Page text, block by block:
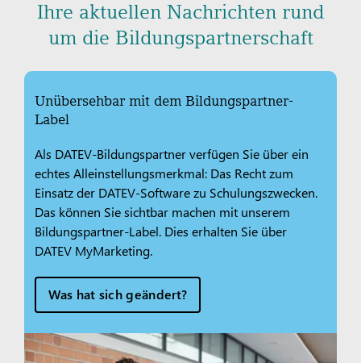
Ihre aktuellen Nachrichten rund
um die Bildungspartnerschaft
Unübersehbar mit dem Bildungspartner-
Label
Als DATEV-Bildungspartner verfügen Sie über ein
echtes Alleinstellungsmerkmal: Das Recht zum
Einsatz der DATEV-Software zu Schulungszwecken.
Das können Sie sichtbar machen mit unserem
Bildungspartner-Label. Dies erhalten Sie über
DATEV MyMarketing.
Was hat sich geändert?